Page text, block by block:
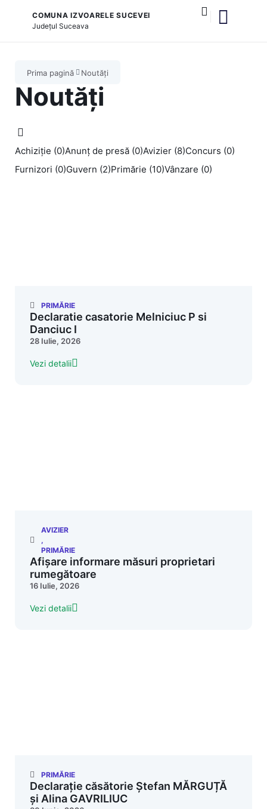
COMUNA IZVOARELE SUCEVEI
JudețulSuceava
Prima pagină Noutăți
Noutăți
Achiziție (0)Anunț de presă (0)Avizier (8)Concurs (0)
Furnizori (0)Guvern (2)Primărie (10)Vânzare (0)
PRIMĂRIE
Declaratie casatorie Melniciuc P si
Danciuc I
28 Iulie, 2026
Vezi detalii
AVIZIER
,
PRIMĂRIE
Afișare informare măsuri proprietari
rumegătoare
16 Iulie, 2026
Vezi detalii
PRIMĂRIE
Declarație căsătorie Ștefan MĂRGUȚĂ
și Alina GAVRILIUC